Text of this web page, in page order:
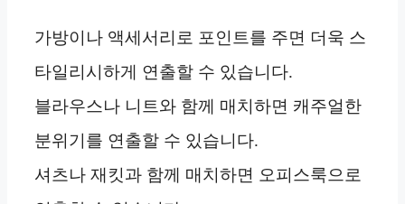
가방이나 액세서리로 포인트를 주면 더욱 스
타일리시하게 연출할 수 있습니다.
블라우스나 니트와 함께 매치하면 캐주얼한
분위기를 연출할 수 있습니다.
셔츠나 재킷과 함께 매치하면 오피스룩으로